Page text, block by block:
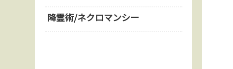
降霊術/ネクロマンシー